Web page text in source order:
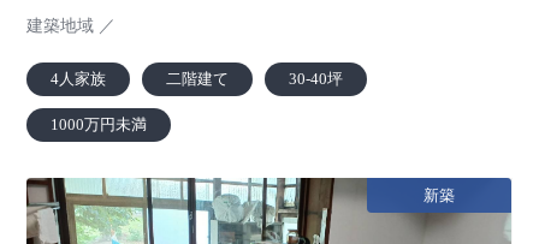
建築地域 ／
4人家族 二階建て 30-40坪
1000万円未満
新築